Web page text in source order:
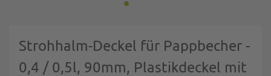
Strohhalm-Deckel für Pappbecher -
0,4 / 0,5l, 90mm, Plastikdeckel mit